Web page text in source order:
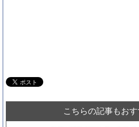
こちらの記事もお